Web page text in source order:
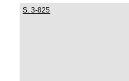
S. 3-825